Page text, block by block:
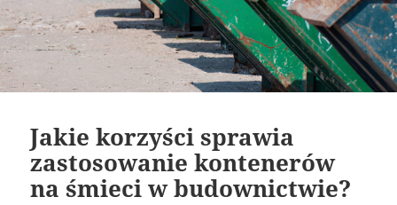
Jakie korzyści sprawia
zastosowanie kontenerów
na śmieci w budownictwie?